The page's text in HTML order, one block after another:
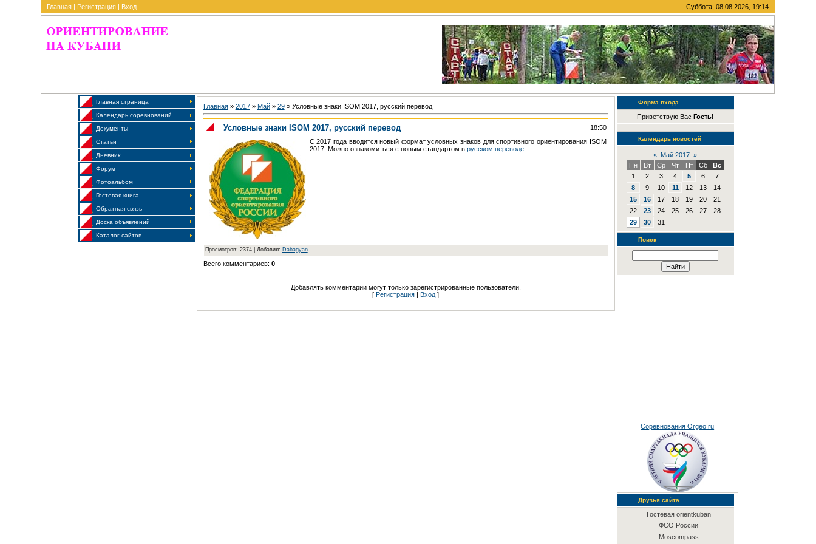
Главная | Регистрация | Вход Суббота, 08.08.2026, 19:14
Главная страница
Календарь соревнований
Документы
Статьи
Дневник
Форум
Фотоальбом
Гостевая книга
Обратная связь
Доска объявлений
Каталог сайтов
Главная» 2017 » Май » 29» Условные знаки ISOM 2017, русский перевод
Условные знаки ISOM 2017, русский перевод
18:50
С 2017 года вводится новый формат условных знаков для спортивного ориентирования ISOM
2017. Можно ознакомиться с новым стандартом в русском переводе.
Просмотров: 2374 | Добавил: Dabagyan
Всего комментариев: 0
Добавлять комментарии могут только зарегистрированные пользователи.
[Регистрация |Вход ]
Форма входа
Приветствую ВасГость!
Календарь новостей
« Май 2017 »
Пн
Вт Ср Чт Пт Сб
Вс
1
2 3 4 5 6
7
8
9 10 11 12 13
14
15
16 17 18 19 20
21
22
23 24 25 26 27
28
29
30 31
Поиск
Соревнования Orgeo.ru
Друзья сайта
Гостевая orientkuban
ФСО России
Moscompass